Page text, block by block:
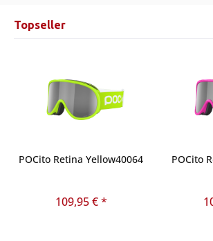
Topseller
POCito Retina Yellow40064
109,95 € *
POCito